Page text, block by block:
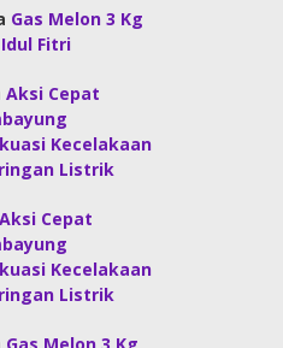
Gas Melon 3 Kg
Fitri
Aksi Cepat
Kecelakaan
Listrik
Aksi Cepat
Kecelakaan
Listrik